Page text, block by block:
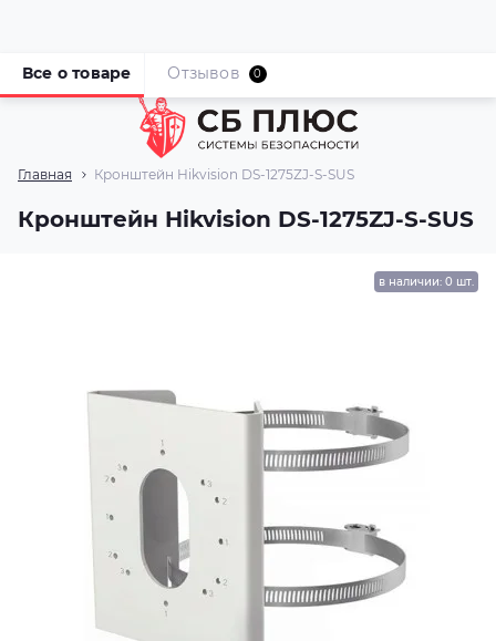
Главная Кронштейн Hikvision DS-1275ZJ-S-SUS
Кронштейн Hikvision DS-1275ZJ-S-SUS
Все о товаре Отзывов 0
в наличии: 0 шт.